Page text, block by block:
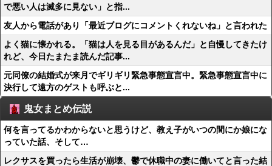
で悪い人は滅多に見ない」と指...
友人から電話があり「最近ブログにコメントくれないね」と言われた
よく猫に懐かれる。「猫は人を見る目があるんだ」と自慢してきたけ
れど、今日たまたま読んだ記事...
元同僚の結婚式が来月でギリギリ緊急事態宣言中。緊急事態宣言中に
決行して遠方のゲストも呼ぶと...
鬼女まとめ伝説
何を言ってるかわからないと思うけど、教え子がいつの間にか娘にな
っていた話、そして…
レクサスを買ったら生活が崩壊、鬱で休職中の妻に働いてと言った結